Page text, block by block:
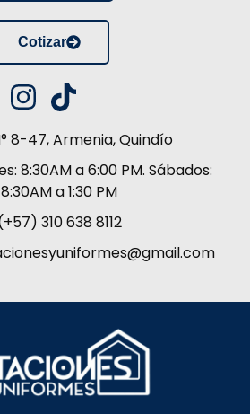
Cotizar
8-47, Armenia, Quindío
8:30AM a 6:00 PM. Sábados:
8:30AM a 1:30 PM
310 638 8112